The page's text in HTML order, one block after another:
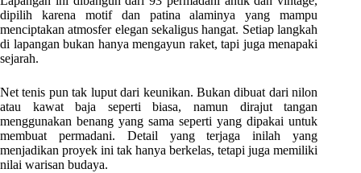
dipilih karena motif dan patina alaminya yang mampu
menciptakan atmosfer elegan sekaligus hangat. Setiap langkah
di lapangan bukan hanya mengayun raket, tapi juga menapaki
sejarah.
Net tenis pun tak luput dari keunikan. Bukan dibuat dari nilon
atau kawat baja seperti biasa, namun dirajut tangan
menggunakan benang yang sama seperti yang dipakai untuk
membuat permadani. Detail yang terjaga inilah yang
menjadikan proyek ini tak hanya berkelas, tetapi juga memiliki
nilai warisan budaya.